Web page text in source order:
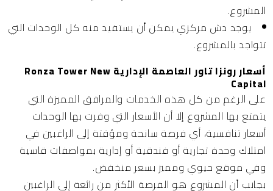
المشروع.
يوجد دش مركزي يمكن أن يستفيد منه كل الوحدات التي
تتواجد بالمشروع.
أسعار رونزا تاور العاصمة الإدارية Ronza Tower New
Capital
على الرغم من كل هذه الخدمات والمرافق المميزة التي
يتمتع بها المشروع إلا أن الأسعار التي وفرت بها الوحدات
أسعار تنافسية، أي فرصة سانحة ومؤقتة إلى الراغبين في
امتلاك وحدة تجارية أو فندقية أو إدارية بمواصفات قاسية
وفي موقع حيوي ومميز بسعر منخفض.
بجانب أن المشروع هو الفرصة الأكثر من رائعة إلى الراغبين